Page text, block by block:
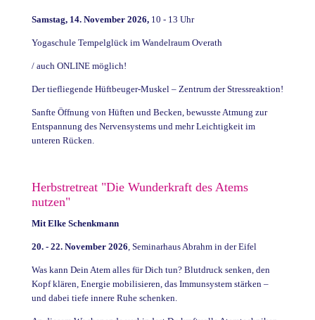
Samstag, 14. November 2026,10 - 13 Uhr
Yogaschule Tempelglück im Wandelraum Overath
/ auch ONLINE möglich!
Der tiefliegende Hüftbeuger-Muskel – Zentrum der Stressreaktion!
Sanfte Öffnung von Hüften und Becken, bewusste Atmung zur
Entspannung des Nervensystems und mehr Leichtigkeit im
unteren Rücken.
Herbstretreat "Die Wunderkraft des Atems
nutzen"
Mit Elke Schenkmann
20. - 22. November 2026 , Seminarhaus Abrahm in der Eifel
Was kann Dein Atem alles für Dich tun? Blutdruck senken, den
Kopf klären, Energie mobilisieren, das Immunsystem stärken –
und dabei tiefe innere Ruhe schenken.